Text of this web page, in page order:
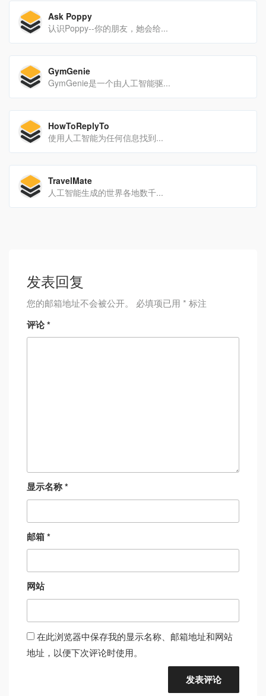
Ask Poppy
认识Poppy--你的朋友，她会给...
GymGenie
GymGenie是一个由人工智能驱...
HowToReplyTo
使用人工智能为任何信息找到...
TravelMate
人工智能生成的世界各地数千...
发表回复
您的邮箱地址不会被公开。 必填项已用 * 标注
评论*
显示名称*
邮箱*
网站
在此浏览器中保存我的显示名称、邮箱地址和网站
地址，以便下次评论时使用。